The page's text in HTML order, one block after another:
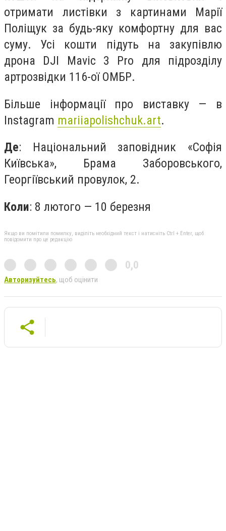
отримати листівки з картинами Марії
Поліщук за будь-яку комфортну для вас
суму. Усі кошти підуть на закупівлю
дрона DJI Mavic 3 Pro для підрозділу
артрозвідки 116-ої ОМБР.
Більше інформації про виставку — в
Instagram mariiapolishchuk.art.
Де: Національний заповідник «Софія
Київська», Брама Заборовського,
Георгіївський провулок, 2.
Коли: 8 лютого — 10 березня
Якщо ви помітили помилку, виділіть необхідний текст і натисніть Ctrl + Enter, щоб
повідомити про це редакцію
0,0
Авторизуйтесь, щоб оцінити